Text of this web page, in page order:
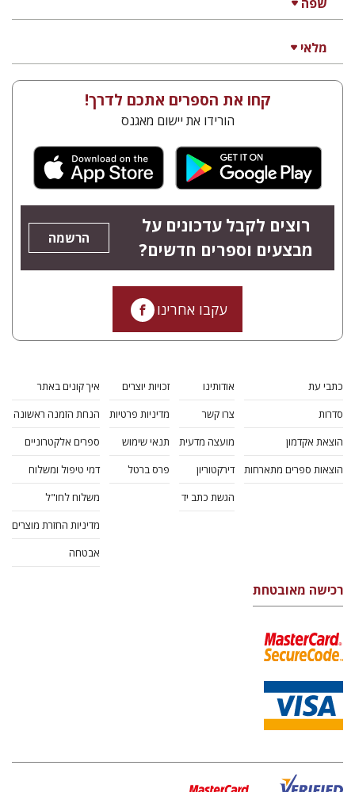
מלאי
קחו את הספרים אתכם לדרך!
הורידו את יישום מאגנס
רוצים לקבל עדכונים על
מבצעים וספרים חדשים?
הרשמה
עקבו אחרינו
כתבי עת
סדרות
הוצאת אקדמון
הוצאות ספרים מתארחות
אודותינו
צרו קשר
מועצה מדעית
דירקטוריון
הגשת כתב יד
זכויות יוצרים
מדיניות פרטיות
תנאי שימוש
פרס ברטל
איך קונים באתר
הנחת הזמנה ראשונה
ספרים אלקטרוניים
דמי טיפול ומשלוח
משלוח לחו"ל
מדיניות החזרת מוצרים
אבטחה
רכישה מאובטחת